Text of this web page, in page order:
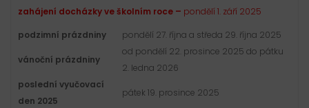
zahájení docházky ve školním roce – pondělí 1. září 2025
podzimní prázdniny
pondělí 27. října a středa 29. října 2025
vánoční prázdniny
od pondělí 22. prosince 2025 do pátku
2. ledna 2026
poslední vyučovací
den 2025
pátek 19. prosince 2025